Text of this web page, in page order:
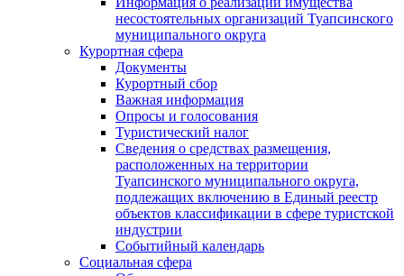
несостоятельных организаций Туапсинского
муниципального округа
Курортная сфера
Документы
Курортный сбор
Важная информация
Опросы и голосования
Туристический налог
Сведения о средствах размещения,
расположенных на территории
Туапсинского муниципального округа,
подлежащих включению в Единый реестр
объектов классификации в сфере туристской
индустрии
Событийный календарь
Социальная сфера